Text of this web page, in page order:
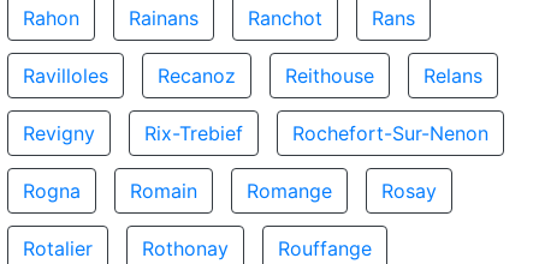
Rahon Rainans Ranchot Rans
Ravilloles Recanoz Reithouse Relans
Revigny Rix-Trebief Rochefort-Sur-Nenon
Rogna Romain Romange Rosay
Rotalier Rothonay Rouffange